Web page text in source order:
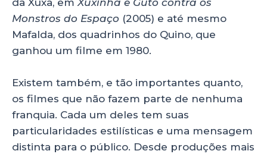
Monstros do Espaço (2005) e até mesmo
Mafalda, dos quadrinhos do Quino, que
ganhou um filme em 1980.
Existem também, e tão importantes quanto,
os filmes que não fazem parte de nenhuma
franquia. Cada um deles tem suas
particularidades estilísticas e uma mensagem
distinta para o público. Desde produções mais